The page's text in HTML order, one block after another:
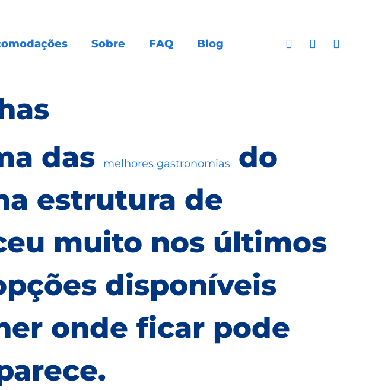
Sobre FAQ Blog
das melhores gastronomias
do
estrutura de
muito nos últimos
disponíveis
onde ficar pode